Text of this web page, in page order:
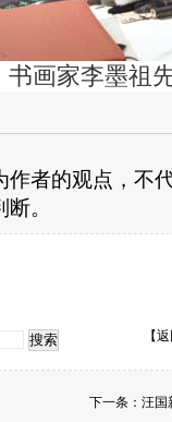
画家李墨祖
者的观点，不
。
【
下一条： 汪国